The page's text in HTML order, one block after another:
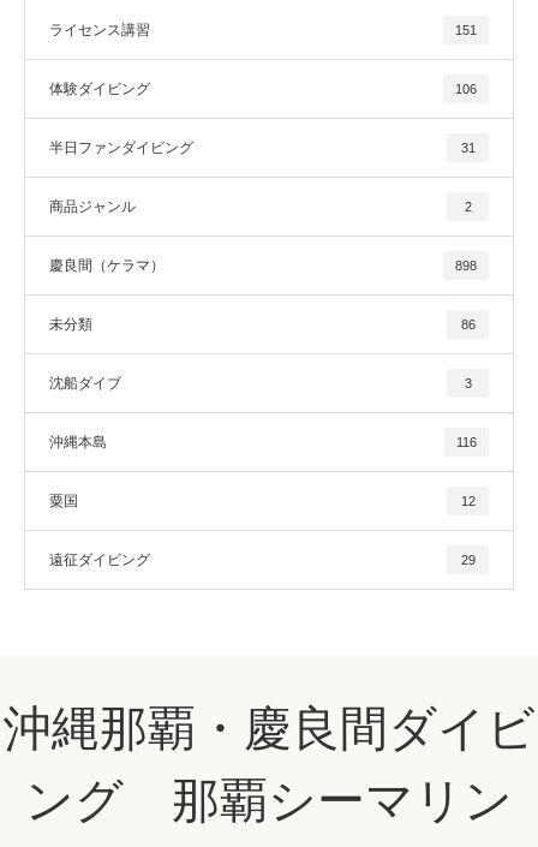
ライセンス講習 151
体験ダイビング 106
半日ファンダイビング 31
商品ジャンル 2
慶良間（ケラマ） 898
未分類 86
沈船ダイブ 3
沖縄本島 116
粟国 12
遠征ダイビング 29
沖縄那覇・慶良間ダイビ
ング 那覇シーマリン